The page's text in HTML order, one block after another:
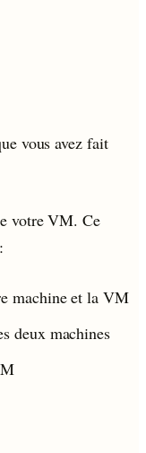
vous avez fait
votre VM. Ce
machine et la VM
deux machines